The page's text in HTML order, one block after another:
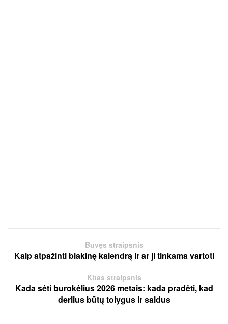
Buvęs straipsnis
Kaip atpažinti blakinę kalendrą ir ar ji tinkama vartoti
Kitas straipsnis
Kada sėti burokėlius 2026 metais: kada pradėti, kad
derlius būtų tolygus ir saldus